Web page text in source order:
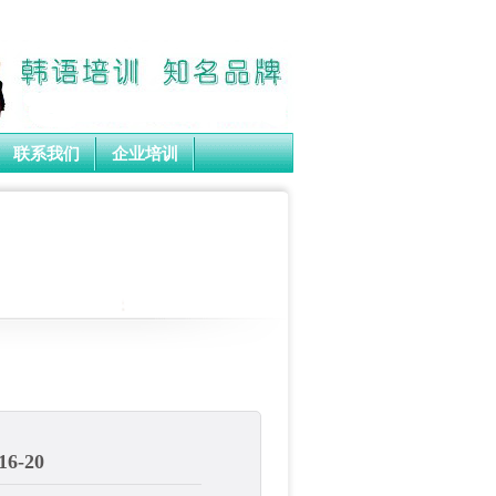
联系我们 企业培训
20